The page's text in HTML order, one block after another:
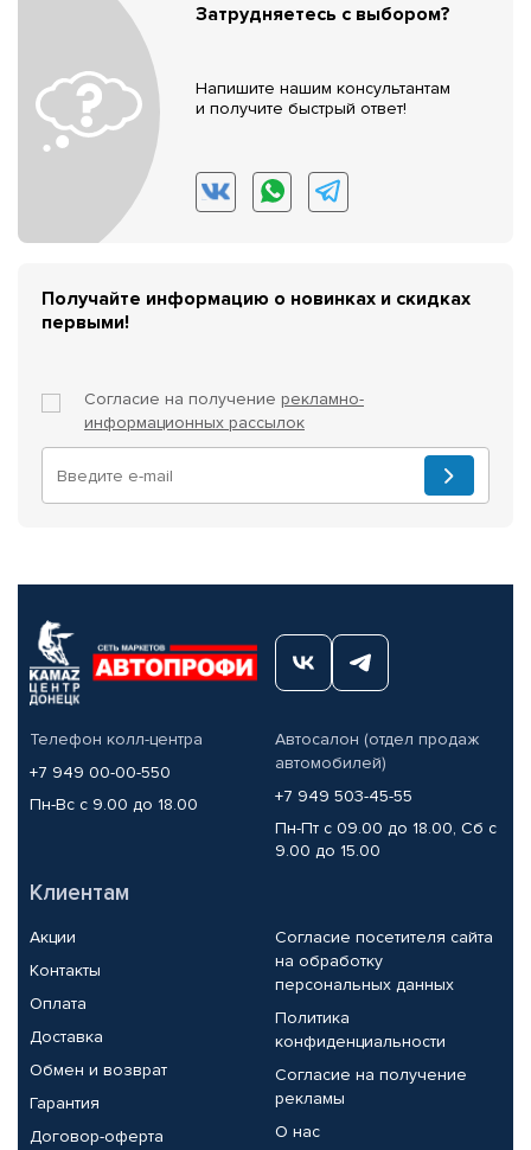
Затрудняетесь с выбором?
Напишите нашим консультантам
и получите быстрый ответ!
Получайте информацию о новинках и скидках
первыми!
Согласие на получение рекламно-
информационных рассылок
Телефон колл-центра
+7 949 00-00-550
Пн-Вс с 9.00 до 18.00
Автосалон (отдел продаж
автомобилей)
+7 949 503-45-55
Пн-Пт с 09.00 до 18.00, Сб с
9.00 до 15.00
Клиентам
Акции
Контакты
Оплата
Доставка
Обмен и возврат
Гарантия
Договор-оферта
Согласие посетителя сайта
на обработку
персональных данных
Политика
конфиденциальности
Согласие на получение
рекламы
О нас